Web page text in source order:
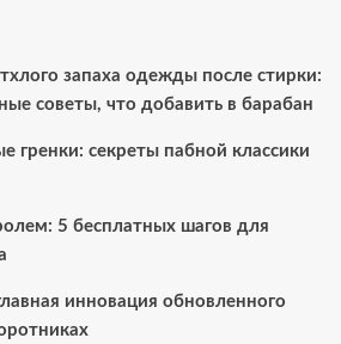
запаха одежды после стирки:
советы, что добавить в барабан
гренки: секреты пабной классики
5 бесплатных шагов для
инновация обновленного